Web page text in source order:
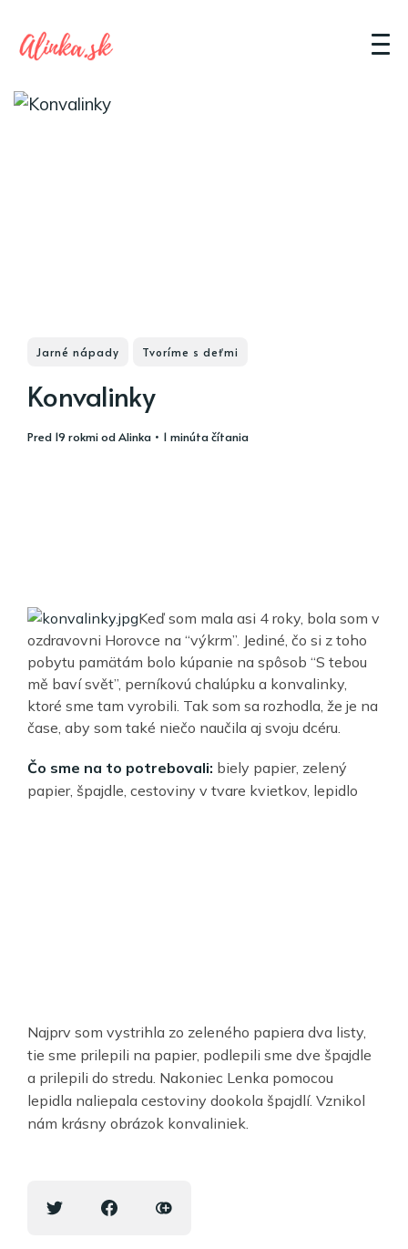
Jarné nápady Tvoríme s deťmi
Konvalinky
pred 19 rokmiodAlinka • 1 minúta čítania
Keď som mala asi 4 roky, bola som v
ozdravovni Horovce na “výkrm”. Jediné, čo si z toho
pobytu pamätám bolo kúpanie na spôsob “S tebou
mě baví svět”, perníkovú chalúpku a konvalinky,
ktoré sme tam vyrobili. Tak som sa rozhodla, že je na
čase, aby som také niečo naučila aj svoju dcéru.
Čo sme na to potrebovali: biely papier, zelený
papier, špajdle, cestoviny v tvare kvietkov, lepidlo
Najprv som vystrihla zo zeleného papiera dva listy,
tie sme prilepili na papier, podlepili sme dve špajdle
a prilepili do stredu. Nakoniec Lenka pomocou
lepidla naliepala cestoviny dookola špajdlí. Vznikol
nám krásny obrázok konvaliniek.